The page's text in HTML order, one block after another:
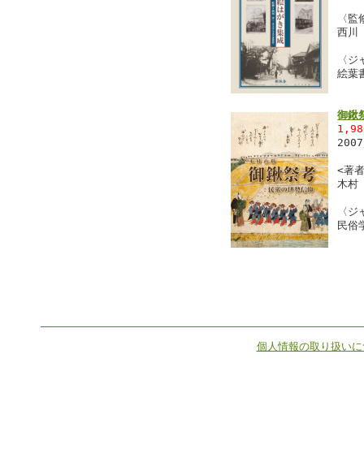
〈監
西川
〈
絵葉
御鍬
<著
木村
〈
民俗
個人情報の取り扱い